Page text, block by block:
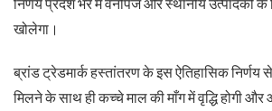
निर्णय प्रदेश भर में वनोपज और स्थानीय उत्पादकों के
खोलेगा।
ब्रांड ट्रेडमार्क हस्तांतरण के इस ऐतिहासिक निर्णय
मिलने के साथ ही कच्चे माल की माँग में वृद्धि होगी